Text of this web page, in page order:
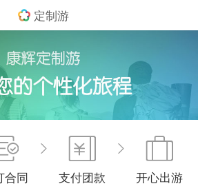
定制游
合同 支付团款 开心出游